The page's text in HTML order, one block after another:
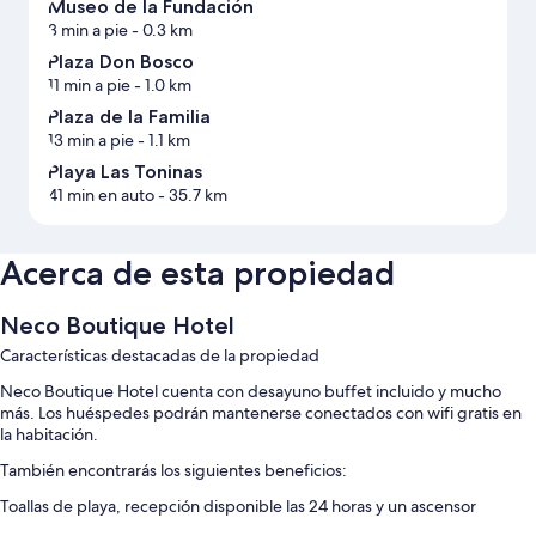
Museo de la Fundación
3 min a pie- 0.3 km
Plaza Don Bosco
11 min a pie- 1.0 km
Plaza de la Familia
13 min a pie- 1.1 km
Playa Las Toninas
41 min en auto- 35.7 km
Acerca de esta propiedad
Neco Boutique Hotel
Características destacadas de la propiedad
Neco Boutique Hotel cuenta con desayuno buffet incluido y mucho
más. Los huéspedes podrán mantenerse conectados con wifi gratis en
la habitación.
También encontrarás los siguientes beneficios:
Toallas de playa, recepción disponible las 24 horas y un ascensor